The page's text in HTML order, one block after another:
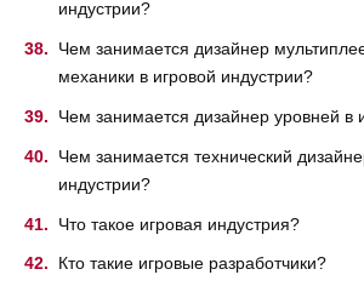
индустрии?
Чем занимается дизайнер
механики в игровой индустрии?
Чем занимается дизайнер уровней в
Чем занимается технический
индустрии?
Что такое игровая индустрия?
Кто такие игровые разработчики?